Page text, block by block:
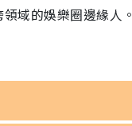
域的娛樂圈邊緣人。